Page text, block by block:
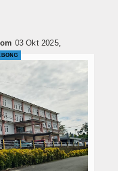
03 Okt 2025,